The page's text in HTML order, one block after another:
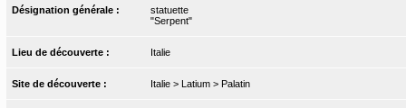
Désignation générale :
statuette
"Serpent"
Lieu de découverte : Italie
Site de découverte : Italie > Latium > Palatin